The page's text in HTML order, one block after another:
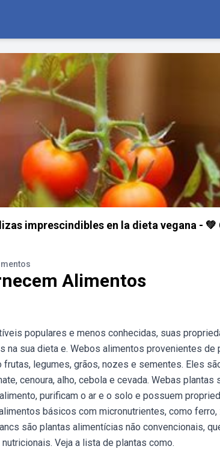
imprescindibles en la dieta vegana - 💚
Alimentos
populares e menos conhecidas, suas
na sua dieta e. Webos alimentos provenientes
legumes, grãos, nozes e sementes. Eles
cenoura, alho, cebola e cevada. Webas
purificam o ar e o solo e possuem
básicos com micronutrientes, como
são plantas alimentícias não convencionais,
Veja a lista de plantas como.